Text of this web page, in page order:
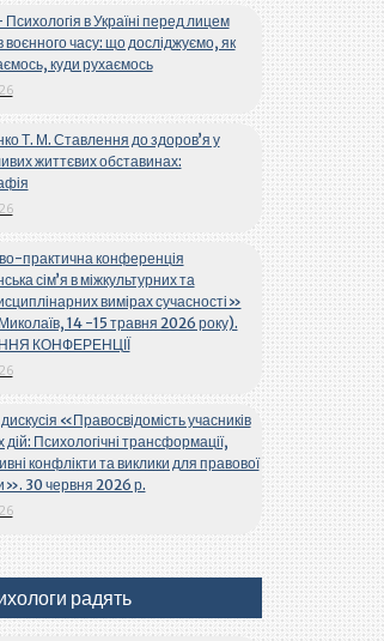
в Україні перед лицем
воєнного часу: що досліджуємо, як
куди рухаємось
Т. М. Ставлення до здоров’я у
життєвих обставинах:
практична конференція
сім’я в міжкультурних та
вимірах сучасності»
14 -15 травня 2026 року).
КОНФЕРЕНЦІЇ
«Правосвідомість учасників
дій: Психологічні трансформації,
конфлікти та виклики для правової
30 червня 2026 р.
радять